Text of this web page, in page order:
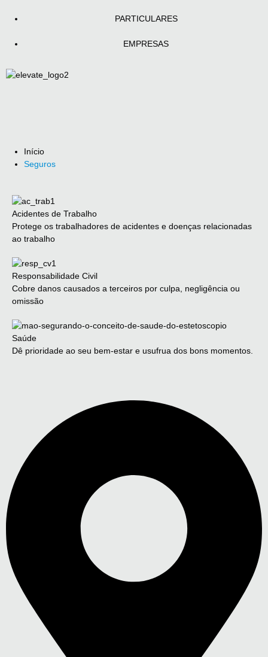
PARTICULARES
EMPRESAS
Início
Seguros
Acidentes de Trabalho
Protege os trabalhadores de acidentes e doenças relacionadas
ao trabalho
Responsabilidade Civil
Cobre danos causados a terceiros por culpa, negligência ou
omissão
Saúde
Dê prioridade ao seu bem-estar e usufrua dos bons momentos.